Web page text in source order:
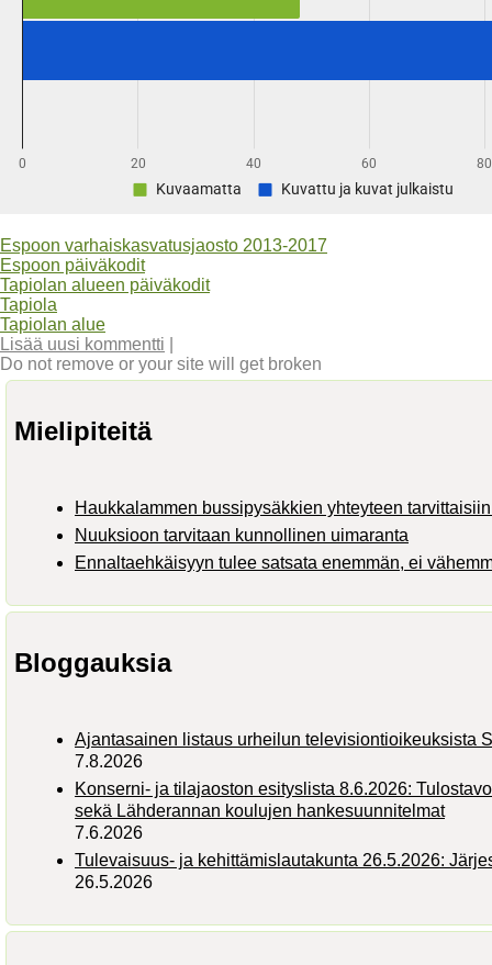
Espoon varhaiskasvatusjaosto 2013-2017
Espoon päiväkodit
Tapiolan alueen päiväkodit
Tapiola
Tapiolan alue
Lisää uusi kommentti
Do not remove or your site will get broken
Mielipiteitä
Haukkalammen bussipysäkkien yhteyteen
Nuuksioon tarvitaan kunnollinen uimaranta
Ennaltaehkäisyyn tulee satsata enemmän, ei
Bloggauksia
Ajantasainen listaus urheilun televisiontioikeuksista
7.8.2026
Konserni- ja tilajaoston esityslista 8.6.2026:
sekä Lähderannan koulujen hankesuunnitelmat
7.6.2026
Tulevaisuus- ja kehittämislautakunta 26.5.2026:
26.5.2026